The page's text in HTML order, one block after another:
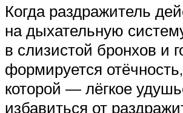
Когда раздражитель
на дыхательную
в слизистой бронхов и
формируется
которой — лёгкое
избавиться от